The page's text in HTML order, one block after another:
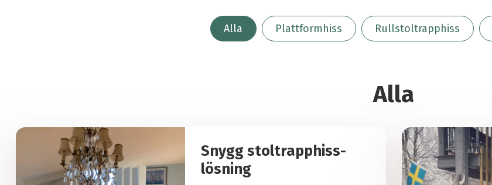
Alla Plattformhiss Rullstoltrapphiss
Alla
Snygg stoltrapphiss-
lösning